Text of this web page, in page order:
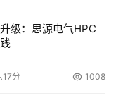
目标技术计算工作
的收购。
级：思源电气HPC
分 1008